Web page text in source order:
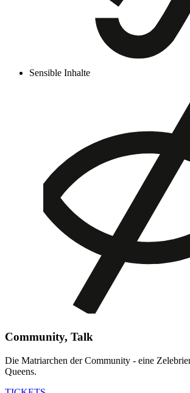
Sensible Inhalte
Community, Talk
Die Matriarchen der Community - eine
Queens.